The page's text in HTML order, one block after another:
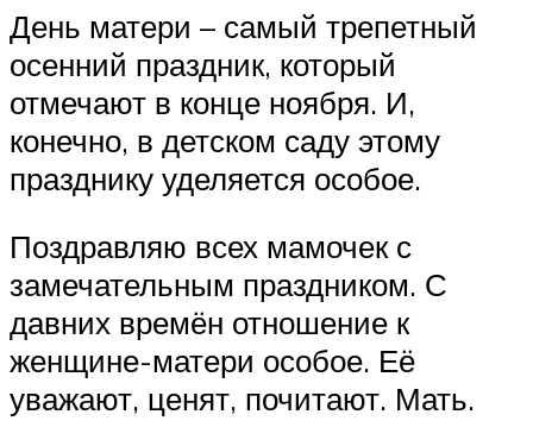
День матери – самый трепетный
осенний праздник, который
отмечают в конце ноября. И,
конечно, в детском саду этому
празднику уделяется особое.
Поздравляю всех мамочек с
замечательным праздником. С
давних времён отношение к
женщине-матери особое. Её
уважают, ценят, почитают. Мать.